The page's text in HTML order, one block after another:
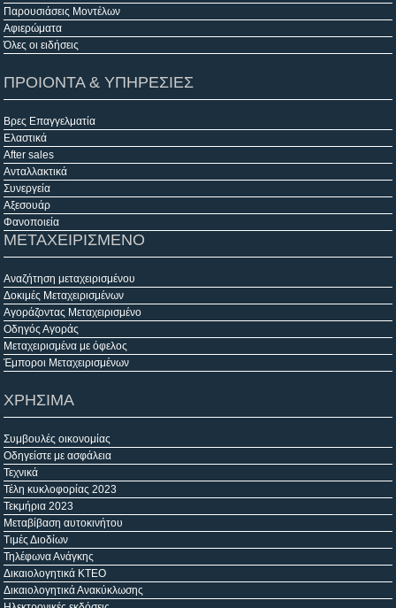
Παρουσιάσεις Μοντέλων
Αφιερώματα
Όλες οι ειδήσεις
ΠΡΟΙΟΝΤΑ & ΥΠΗΡΕΣΙΕΣ
Βρες Επαγγελματία
Ελαστικά
After sales
Ανταλλακτικά
Συνεργεία
Αξεσουάρ
Φανοποιεία
ΜΕΤΑΧΕΙΡΙΣΜΕΝΟ
Αναζήτηση μεταχειρισμένου
Δοκιμές Μεταχειρισμένων
Αγοράζοντας Μεταχειρισμένο
Οδηγός Αγοράς
Μεταχειρισμένα με όφελος
Έμποροι Μεταχειρισμένων
ΧΡΗΣΙΜΑ
Συμβουλές οικονομίας
Οδηγείστε με ασφάλεια
Τεχνικά
Τέλη κυκλοφορίας 2023
Τεκμήρια 2023
Μεταβίβαση αυτοκινήτου
Τιμές Διοδίων
Τηλέφωνα Ανάγκης
Δικαιολογητικά ΚΤΕΟ
Δικαιολογητικά Ανακύκλωσης